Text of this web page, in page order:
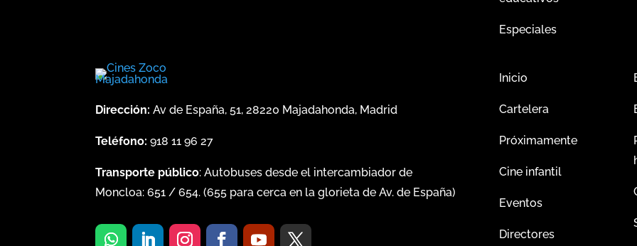
Especiales
Dirección: Av de España, 51, 28220 Majadahonda, Madrid
Teléfono: 918 11 96 27
Transporte público: Autobuses desde el intercambiador de
Moncloa:651 /654. (655 para cerca en la glorieta de Av. de España)
Inicio
Cartelera
Próximamente
Cine infantil
Eventos
Directores